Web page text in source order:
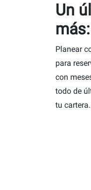
Un
más:
Planear
para
con
todo de
tu cartera.